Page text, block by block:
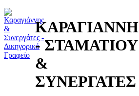
- ΣΤΑΜΑΤΙΟΥ
&
ΣΥΝΕΡΓΑΤΕΣ